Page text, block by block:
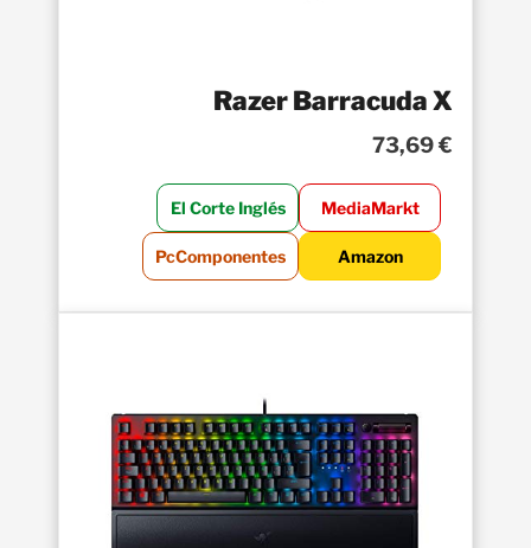
Razer Barracuda X
73,69 €
El Corte Inglés MediaMarkt
PcComponentes Amazon